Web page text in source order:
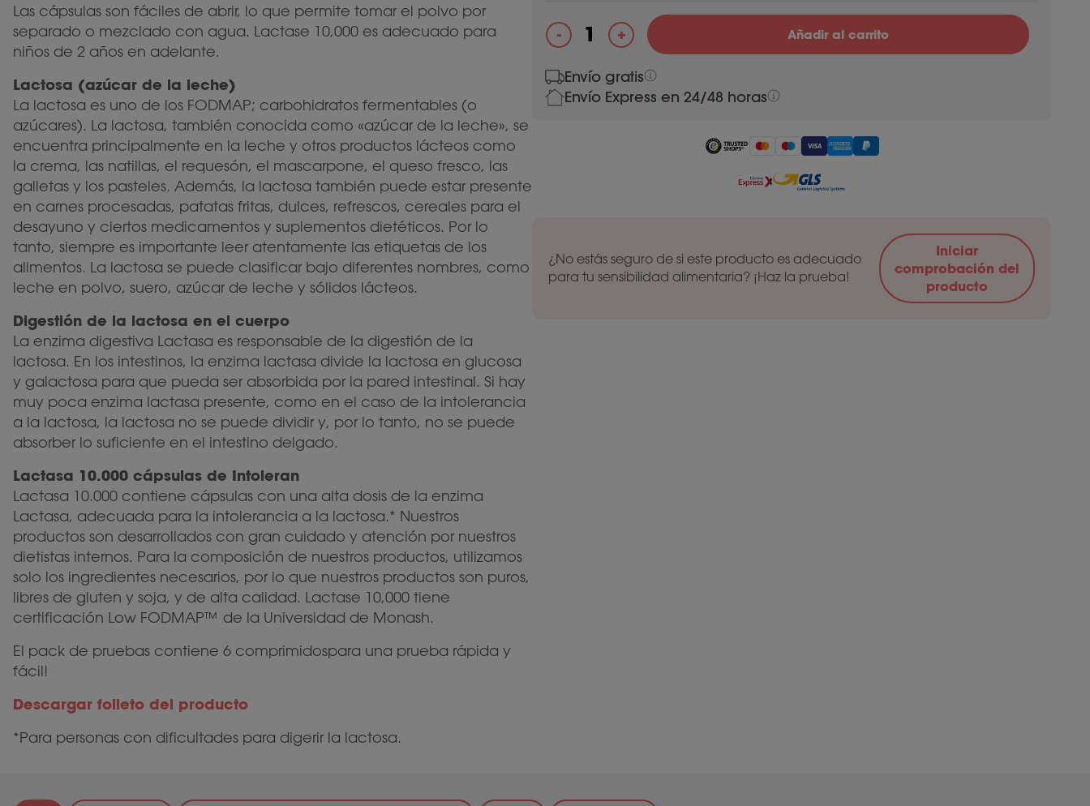
Las cápsulas son fáciles de abrir, lo que permite tomar el polvo por
separado o mezclado con agua. Lactase 10,000 es adecuado para
niños de 2 años en adelante.
Lactosa (azúcar de la leche)
La lactosa es uno de los FODMAP; carbohidratos fermentables (o
azúcares). La lactosa, también conocida como «azúcar de la leche», se
encuentra principalmente en la leche y otros productos lácteos como
la crema, las natillas, el requesón, el mascarpone, el queso fresco, las
galletas y los pasteles. Además, la lactosa también puede estar presente
en carnes procesadas, patatas fritas, dulces, refrescos, cereales para el
desayuno y ciertos medicamentos y suplementos dietéticos. Por lo
tanto, siempre es importante leer atentamente las etiquetas de los
alimentos. La lactosa se puede clasificar bajo diferentes nombres, como
leche en polvo, suero, azúcar de leche y sólidos lácteos.
Digestión de la lactosa en el cuerpo
La enzima digestiva Lactasa es responsable de la digestión de la
lactosa. En los intestinos, la enzima lactasa divide la lactosa en glucosa
y galactosa para que pueda ser absorbida por la pared intestinal. Si hay
muy poca enzima lactasa presente, como en el caso de la intolerancia
a la lactosa, la lactosa no se puede dividir y, por lo tanto, no se puede
absorber lo suficiente en el intestino delgado.
Lactasa 10.000 cápsulas de Intoleran
Lactasa 10.000 contiene cápsulas con una alta dosis de la enzima
Lactasa, adecuada para la intolerancia a la lactosa.* Nuestros
productos son desarrollados con gran cuidado y atención por nuestros
dietistas internos. Para la composición de nuestros productos, utilizamos
solo los ingredientes necesarios, por lo que nuestros productos son puros,
libres de gluten y soja, y de alta calidad. Lactase 10,000 tiene
certificación Low FODMAP™ de la Universidad de Monash.
El pack de pruebas contiene 6 comprimidospara una prueba rápida y
fácil!
Descargar folleto del producto
*Para personas con dificultades para digerir la lactosa.
Envío gratis
Envío Express en 24/48 horas
-
Lactasa 10.000 cantidad
+ Añadir al carrito
¿No estás seguro de si este producto es adecuado
para tu sensibilidad alimentaria? ¡Haz la prueba!
Iniciar
comprobación del
producto